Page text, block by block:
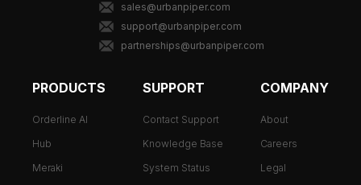
sales@urbanpiper.com
support@urbanpiper.com
partnerships@urbanpiper.com
PRODUCTS
Orderline AI
Hub
Meraki
SUPPORT
Contact Support
Knowledge Base
System Status
COMPANY
About
Careers
Legal